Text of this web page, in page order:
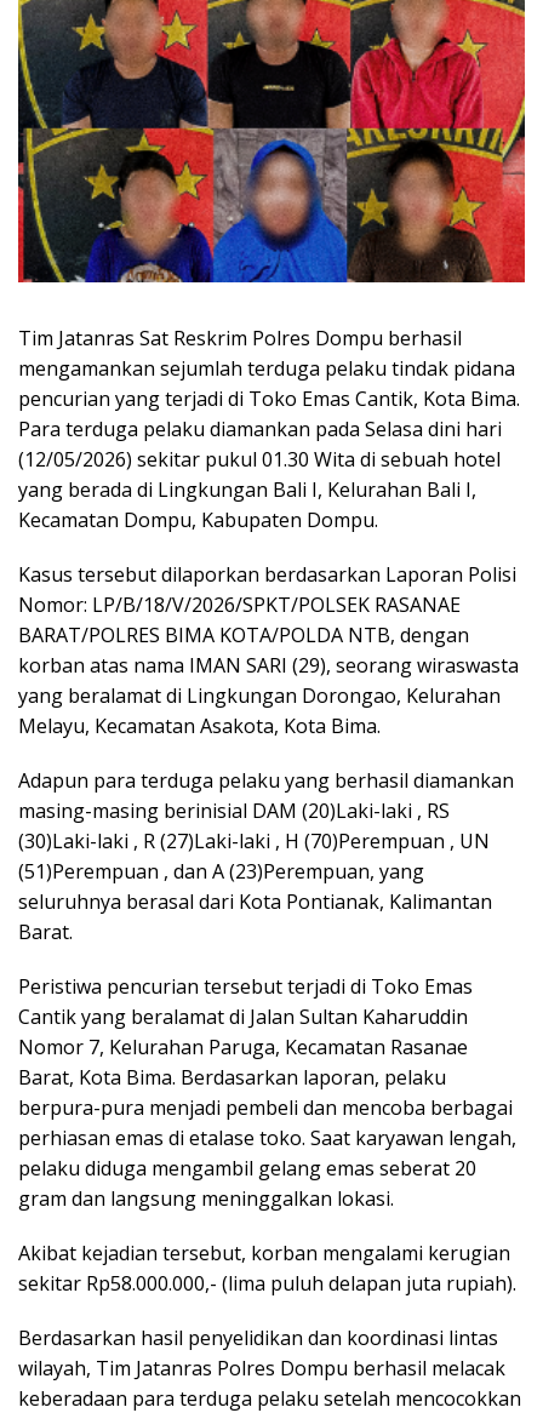
Tim Jatanras Sat Reskrim Polres Dompu berhasil
mengamankan sejumlah terduga pelaku tindak pidana
pencurian yang terjadi di Toko Emas Cantik, Kota Bima.
Para terduga pelaku diamankan pada Selasa dini hari
(12/05/2026) sekitar pukul 01.30 Wita di sebuah hotel
yang berada di Lingkungan Bali I, Kelurahan Bali I,
Kecamatan Dompu, Kabupaten Dompu.
Kasus tersebut dilaporkan berdasarkan Laporan Polisi
Nomor: LP/B/18/V/2026/SPKT/POLSEK RASANAE
BARAT/POLRES BIMA KOTA/POLDA NTB, dengan
korban atas nama IMAN SARI (29), seorang wiraswasta
yang beralamat di Lingkungan Dorongao, Kelurahan
Melayu, Kecamatan Asakota, Kota Bima.
Adapun para terduga pelaku yang berhasil diamankan
masing-masing berinisial DAM (20)Laki-laki , RS
(30)Laki-laki , R (27)Laki-laki , H (70)Perempuan , UN
(51)Perempuan , dan A (23)Perempuan, yang
seluruhnya berasal dari Kota Pontianak, Kalimantan
Barat.
Peristiwa pencurian tersebut terjadi di Toko Emas
Cantik yang beralamat di Jalan Sultan Kaharuddin
Nomor 7, Kelurahan Paruga, Kecamatan Rasanae
Barat, Kota Bima. Berdasarkan laporan, pelaku
berpura-pura menjadi pembeli dan mencoba berbagai
perhiasan emas di etalase toko. Saat karyawan lengah,
pelaku diduga mengambil gelang emas seberat 20
gram dan langsung meninggalkan lokasi.
Akibat kejadian tersebut, korban mengalami kerugian
sekitar Rp58.000.000,- (lima puluh delapan juta rupiah).
Berdasarkan hasil penyelidikan dan koordinasi lintas
wilayah, Tim Jatanras Polres Dompu berhasil melacak
keberadaan para terduga pelaku setelah mencocokkan